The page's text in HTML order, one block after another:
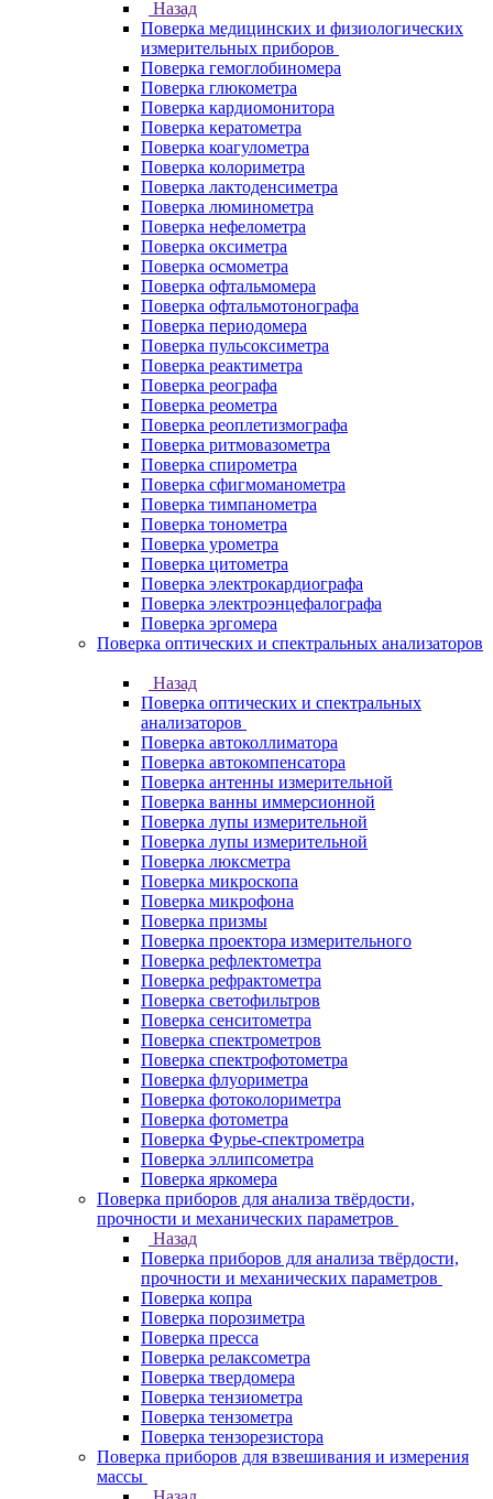
Назад
Поверка медицинских и физиологических
измерительных приборов
Поверка гемоглобиномера
Поверка глюкометра
Поверка кардиомонитора
Поверка кератометра
Поверка коагулометра
Поверка колориметра
Поверка лактоденсиметра
Поверка люминометра
Поверка нефелометра
Поверка оксиметра
Поверка осмометра
Поверка офтальмомера
Поверка офтальмотонографа
Поверка периодомера
Поверка пульсоксиметра
Поверка реактиметра
Поверка реографа
Поверка реометра
Поверка реоплетизмографа
Поверка ритмовазометра
Поверка спирометра
Поверка сфигмоманометра
Поверка тимпанометра
Поверка тонометра
Поверка урометра
Поверка цитометра
Поверка электрокардиографа
Поверка электроэнцефалографа
Поверка эргомера
Поверка оптических и спектральных анализаторов
Назад
Поверка оптических и спектральных
анализаторов
Поверка автоколлиматора
Поверка автокомпенсатора
Поверка антенны измерительной
Поверка ванны иммерсионной
Поверка лупы измерительной
Поверка лупы измерительной
Поверка люксметра
Поверка микроскопа
Поверка микрофона
Поверка призмы
Поверка проектора измерительного
Поверка рефлектометра
Поверка рефрактометра
Поверка светофильтров
Поверка сенситометра
Поверка спектрометров
Поверка спектрофотометра
Поверка флуориметра
Поверка фотоколориметра
Поверка фотометра
Поверка Фурье-спектрометра
Поверка эллипсометра
Поверка яркомера
Поверка приборов для анализа твёрдости,
прочности и механических параметров
Назад
Поверка приборов для анализа твёрдости,
прочности и механических параметров
Поверка копра
Поверка порозиметра
Поверка пресса
Поверка релаксометра
Поверка твердомера
Поверка тензиометра
Поверка тензометра
Поверка тензорезистора
Поверка приборов для взвешивания и измерения
массы